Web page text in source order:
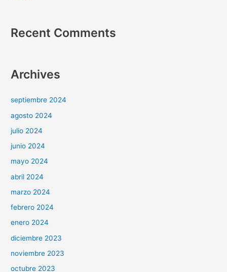
Recent Comments
Archives
septiembre 2024
agosto 2024
julio 2024
junio 2024
mayo 2024
abril 2024
marzo 2024
febrero 2024
enero 2024
diciembre 2023
noviembre 2023
octubre 2023